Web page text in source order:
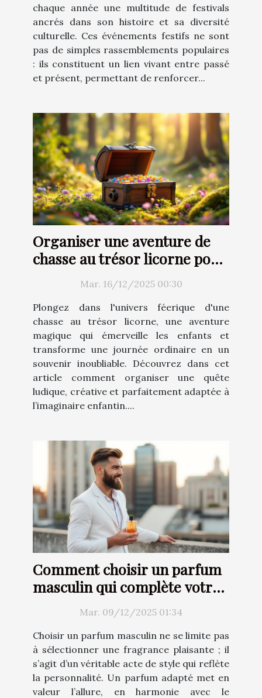
chaque année une multitude de festivals
ancrés dans son histoire et sa diversité
culturelle. Ces événements festifs ne sont
pas de simples rassemblements populaires
: ils constituent un lien vivant entre passé
et présent, permettant de renforcer...
Organiser une aventure de
chasse au trésor licorne pour
enfantsMar. 16/12/2025 00:30
Plongez dans l'univers féerique d'une
chasse au trésor licorne, une aventure
magique qui émerveille les enfants et
transforme une journée ordinaire en un
souvenir inoubliable. Découvrez dans cet
article comment organiser une quête
ludique, créative et parfaitement adaptée à
l’imaginaire enfantin....
Comment choisir un parfum
masculin qui complète votre
Mar. 09/12/2025 01:34
Choisir un parfum masculin ne se limite pas
à sélectionner une fragrance plaisante ; il
s’agit d’un véritable acte de style qui reflète
la personnalité. Un parfum adapté met en
valeur l’allure, en harmonie avec le